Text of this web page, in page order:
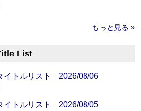
もっと見る »
List
イトルリスト 2026/08/06
イトルリスト 2026/08/05